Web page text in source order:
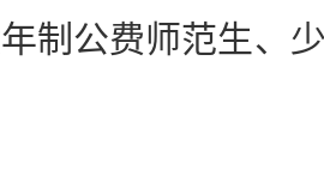
制公费师范生、